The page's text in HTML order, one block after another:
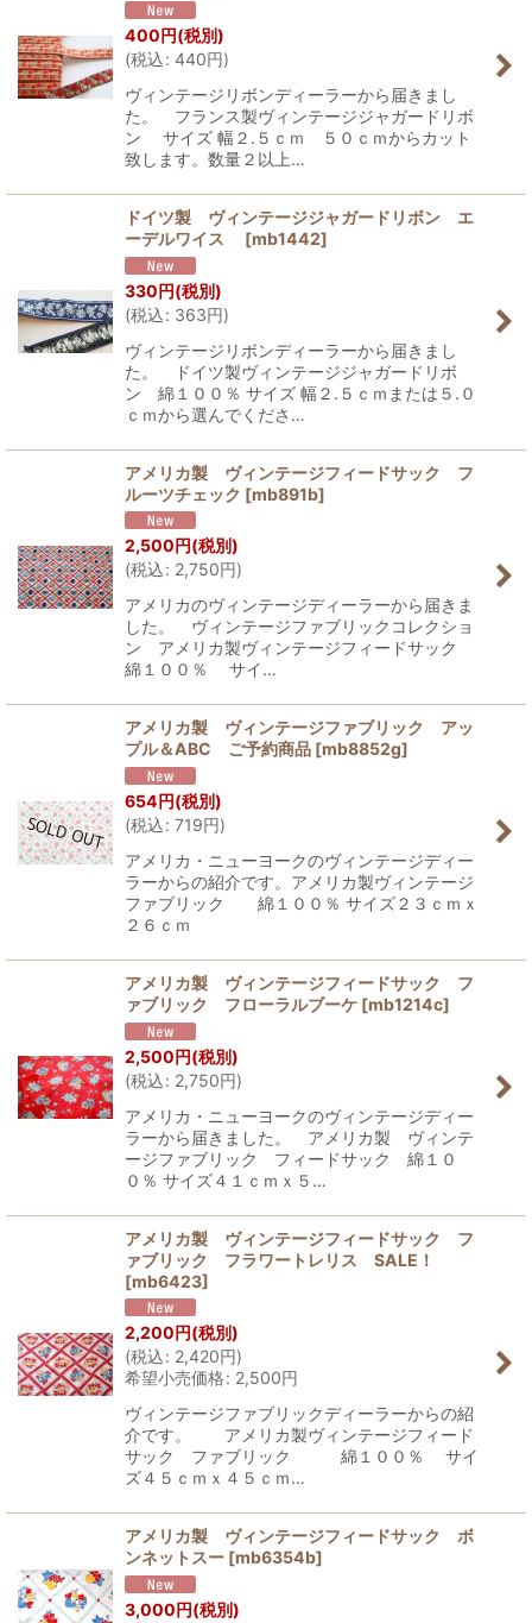
400円(税別)
(税込: 440円)
ヴィンテージリボンディーラーから届きまし
た。 フランス製ヴィンテージジャガードリボ
ン サイズ 幅２.５ｃｍ ５０ｃｍからカット
致します。数量２以上…
ドイツ製 ヴィンテージジャガードリボン エ
ーデルワイス
[mb1442]
330円(税別)
(税込: 363円)
ヴィンテージリボンディーラーから届きまし
た。 ドイツ製ヴィンテージジャガードリボ
ン 綿１００％ サイズ 幅２.５ｃｍまたは５.０
ｃｍから選んでくださ…
アメリカ製 ヴィンテージフィードサック フ
ルーツチェック [mb891b]
2,500円(税別)
(税込: 2,750円)
アメリカのヴィンテージディーラーから届きま
した。 ヴィンテージファブリックコレクショ
ン アメリカ製ヴィンテージフィードサック
綿１００％ サイ…
アメリカ製 ヴィンテージファブリック アッ
プル＆ABC ご予約商品 [mb8852g]
654円(税別)
(税込: 719円)
アメリカ・ニューヨークのヴィンテージディー
ラーからの紹介です。アメリカ製ヴィンテージ
ファブリック 綿１００％ サイズ２３ｃｍｘ
２６ｃｍ
アメリカ製 ヴィンテージフィードサック フ
ァブリック フローラルブーケ [mb1214c]
2,500円(税別)
(税込: 2,750円)
アメリカ・ニューヨークのヴィンテージディー
ラーから届きました。 アメリカ製 ヴィンテ
ージファブリック フィードサック 綿１０
０％ サイズ４１ｃｍｘ５…
アメリカ製 ヴィンテージフィードサック フ
ァブリック フラワートレリス SALE！
[mb6423]
2,200円(税別)
(税込: 2,420円)
希望小売価格: 2,500円
ヴィンテージファブリックディーラーからの紹
介です。 アメリカ製ヴィンテージフィード
サック ファブリック 綿１００％ サイ
ズ４５ｃｍｘ４５ｃｍ…
アメリカ製 ヴィンテージフィードサック ボ
ンネットスー [mb6354b]
3,000円(税別)